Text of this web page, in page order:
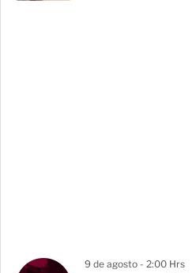
9 de agosto - 2:00 Hrs